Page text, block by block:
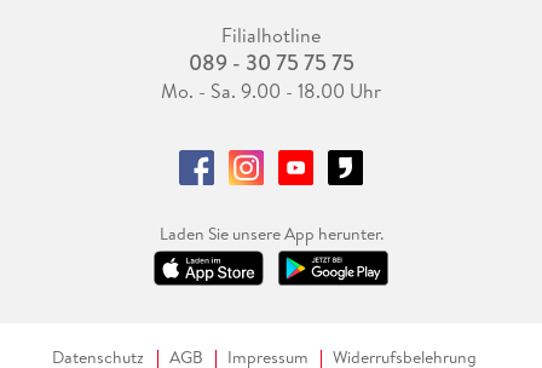
Filialhotline
089 - 30 75 75 75
Mo. - Sa. 9.00 - 18.00 Uhr
Laden Sie unsere App herunter.
Datenschutz AGB Impressum
Widerrufsbelehrung